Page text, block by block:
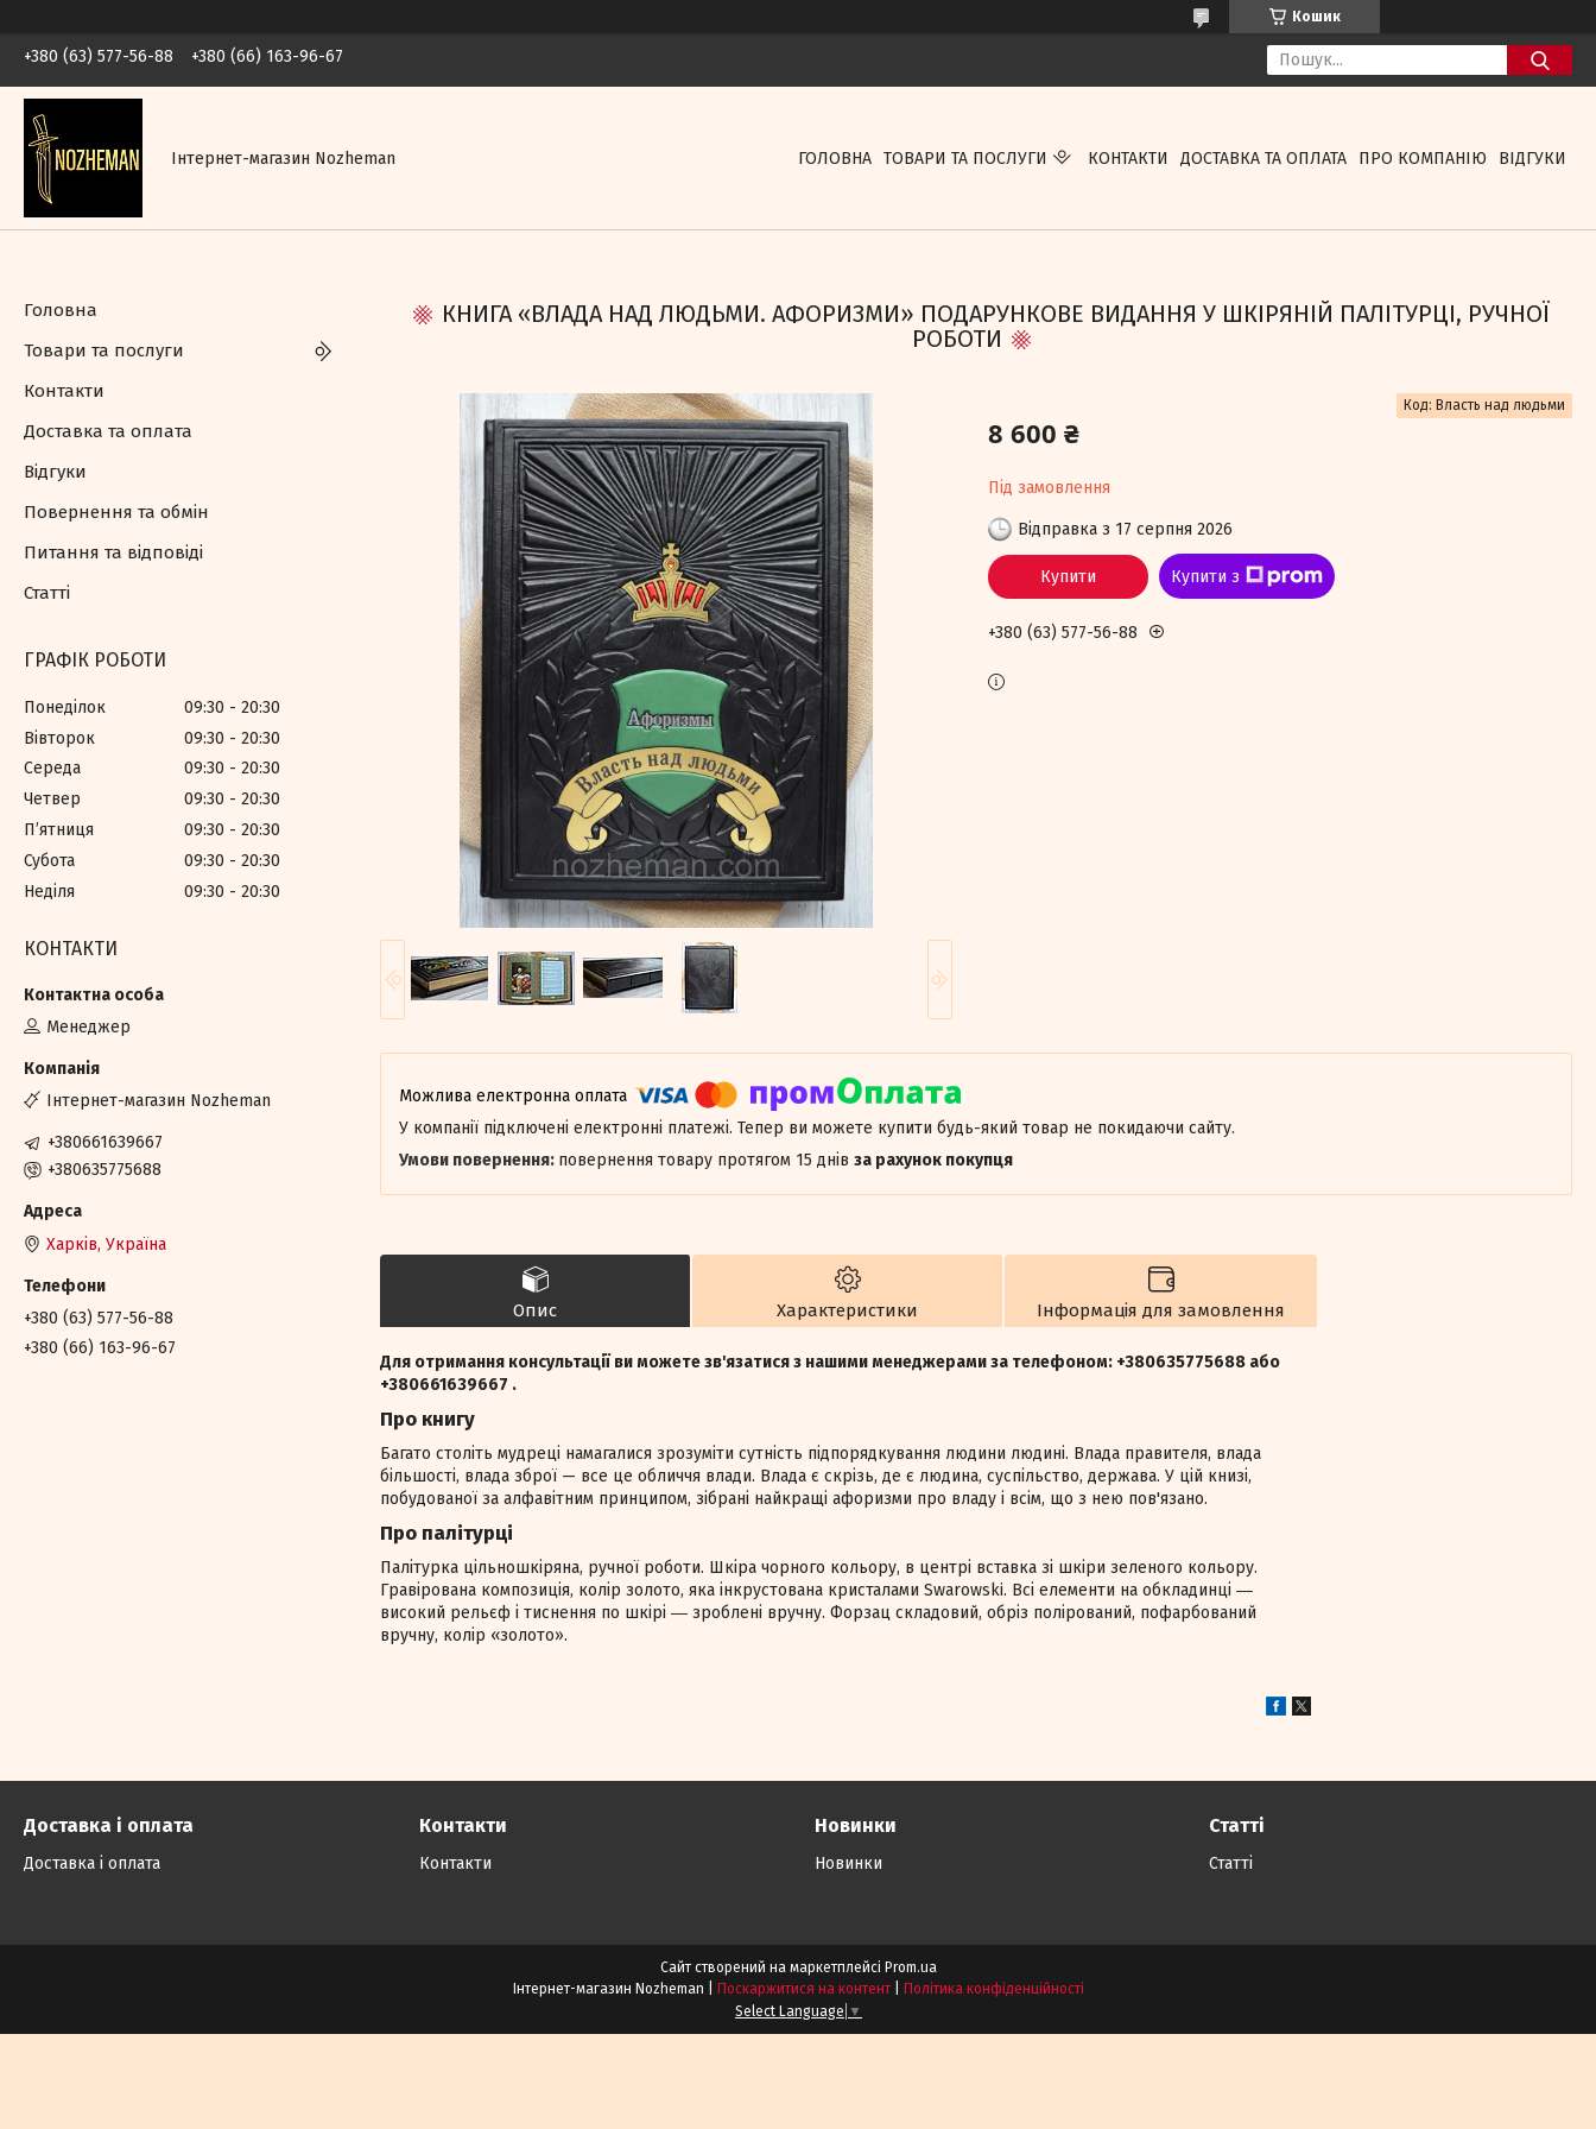
Кошик
+380 (63) 577-56-88 +380 (66) 163-96-67
Інтернет-магазин Nozheman ГОЛОВНА ТОВАРИ ТА ПОСЛУГИ КОНТАКТИ ДОСТАВКА ТА ОПЛАТА ПРО КОМПАНІЮ ВІДГУКИ
КНИГА «ВЛАДА НАД ЛЮДЬМИ. АФОРИЗМИ» ПОДАРУНКОВЕ ВИДАННЯ У ШКІРЯНІЙ ПАЛІТУРЦІ, РУЧНОЇ
РОБОТИ
8 600 ₴
Під замовлення
Код: Власть над людьми
Відправка з 17 серпня 2026
Купити Купити з
+380 (63) 577-56-88
У компанії підключені електронні платежі. Тепер ви можете купити будь-який товар не покидаючи сайту.
повернення товару протягом 15 днів за рахунок покупця
Опис Характеристики Інформація для замовлення
Для отримання консультації ви можете зв'язатися з нашими менеджерами за телефоном: +380635775688 або
+380661639667 .
Про книгу
Багато століть мудреці намагалися зрозуміти сутність підпорядкування людини людині. Влада правителя, влада
більшості, влада зброї — все це обличчя влади. Влада є скрізь, де є людина, суспільство, держава. У цій книзі,
побудованої за алфавітним принципом, зібрані найкращі афоризми про владу і всім, що з нею пов'язано.
Про палітурці
Палітурка цільношкіряна, ручної роботи. Шкіра чорного кольору, в центрі вставка зі шкіри зеленого кольору.
Гравірована композиція, колір золото, яка інкрустована кристалами Swarowski. Всі елементи на обкладинці ―
високий рельєф і тиснення по шкірі ― зроблені вручну. Форзац складовий, обріз полірований, пофарбований
вручну, колір «золото».
Головна
Товари та послуги
Контакти
Доставка та оплата
Відгуки
Повернення та обмін
Питання та відповіді
Статті
ГРАФІК РОБОТИ
Понеділок 09:30
20:30
Вівторок
09:30
20:30
Середа
09:30
20:30
Четвер
09:30
20:30
Пʼятниця
09:30
20:30
Субота
09:30
20:30
Неділя
09:30 20:30
КОНТАКТИ
Менеджер
Інтернет-магазин Nozheman
+380661639667
+380635775688
Харків, Україна
+380 (63) 577-56-88
+380 (66) 163-96-67
Доставка і оплата
Доставка і оплата
Контакти
Контакти
Новинки
Новинки
Статті
Статті
Сайт створений на маркетплейсі Prom.ua
Поскаржитися на контент
Політика конфіденційності
Select Language ▼